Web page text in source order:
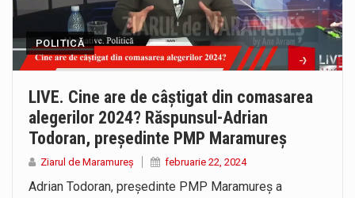
POLITICĂ
LIVE. Cine are de câștigat din comasarea
alegerilor 2024? Răspunsul-Adrian
Todoran, președinte PMP Maramureș
Ziarul de Maramureș februarie 22, 2024
Adrian Todoran, președinte PMP Maramureș a